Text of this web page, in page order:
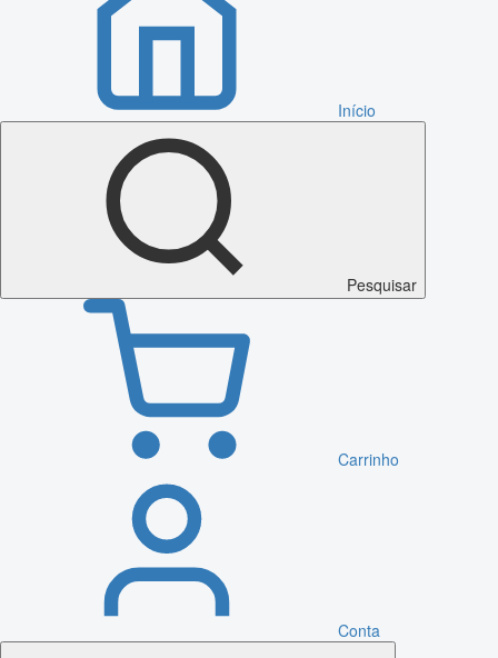
Início
Pesquisar
Carrinho
Conta